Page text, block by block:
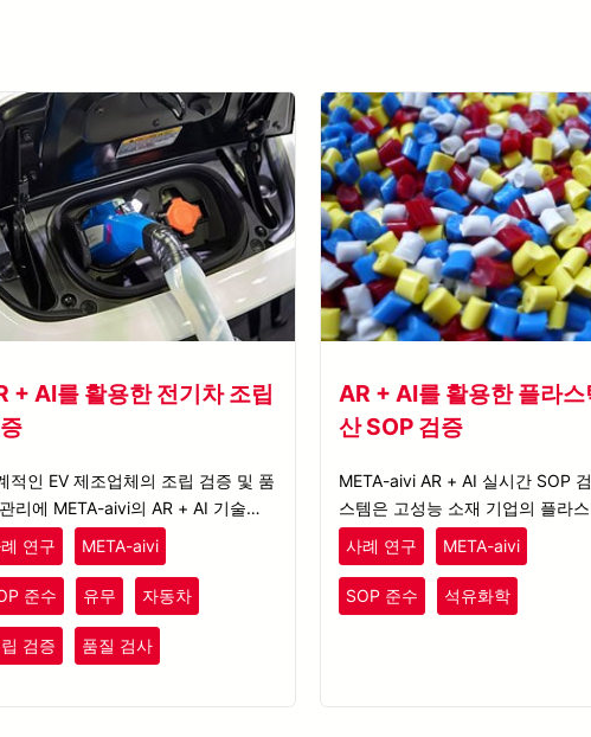
+ AI를 활용한 전기차 조립
적인 EV 제조업체의 조립 검증 및 품
리에 META-aivi의 AR + AI 기술이
게 기여했는지 확인해보세요.
연구 META-aivi
준수 유무 자동차
검증 품질 검사
AR + AI를 활용한 플라스
산 SOP 검증
META-aivi AR + AI 실시간 SOP
스템은 고성능 소재 기업의 플라스
산 공정을 개선하여, 운영 효율성을
고 생산 중단 시간을 줄이는 데 기
다.
사례 연구 META-aivi
SOP 준수 석유화학